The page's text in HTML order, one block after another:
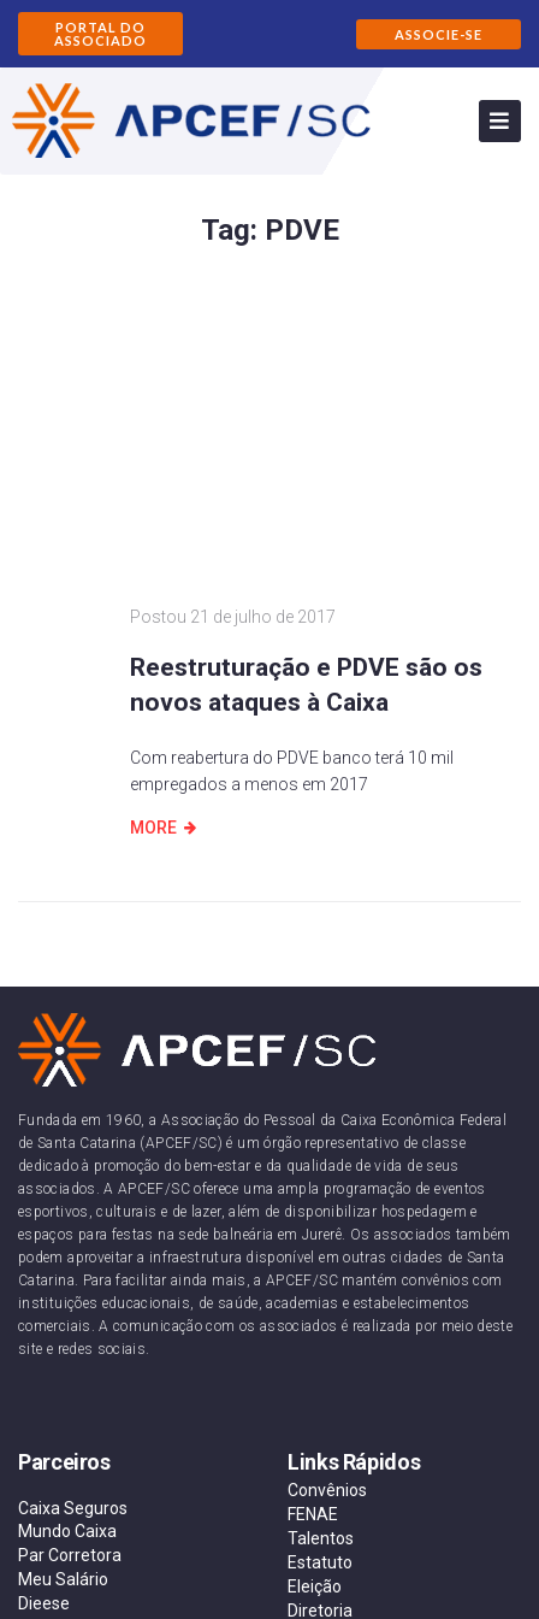
PORTAL DO
ASSOCIADO
ASSOCIE-SE
Tag: PDVE
Postou 21 de julho de 2017
Reestruturação e PDVE são os
novos ataques à Caixa
Com reabertura do PDVE banco terá 10 mil
empregados a menos em 2017
MORE
Fundada em 1960, a Associação do Pessoal da Caixa Econômica Federal
de Santa Catarina (APCEF/SC) é um órgão representativo de classe
dedicado à promoção do bem-estar e da qualidade de vida de seus
associados. A APCEF/SC oferece uma ampla programação de eventos
esportivos, culturais e de lazer, além de disponibilizar hospedagem e
espaços para festas na sede balneária em Jurerê. Os associados também
podem aproveitar a infraestrutura disponível em outras cidades de Santa
Catarina. Para facilitar ainda mais, a APCEF/SC mantém convênios com
instituições educacionais, de saúde, academias e estabelecimentos
comerciais. A comunicação com os associados é realizada por meio deste
site e redes sociais.
Parceiros
Caixa Seguros
Mundo Caixa
Par Corretora
Meu Salário
Dieese
Links Rápidos
Convênios
FENAE
Talentos
Estatuto
Eleição
Diretoria